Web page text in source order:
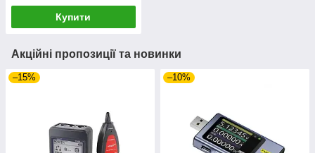
Купити
Акційні пропозиції та новинки
–15% –10%